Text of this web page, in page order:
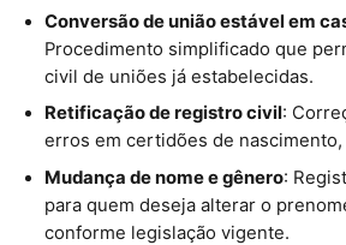
Conversão de união estável em
Procedimento simplificado que
civil de uniões já estabelecidas.
Retificação de registro civil:
erros em certidões de
Mudança de nome e gênero:
para quem deseja alterar o
conforme legislação vigente.